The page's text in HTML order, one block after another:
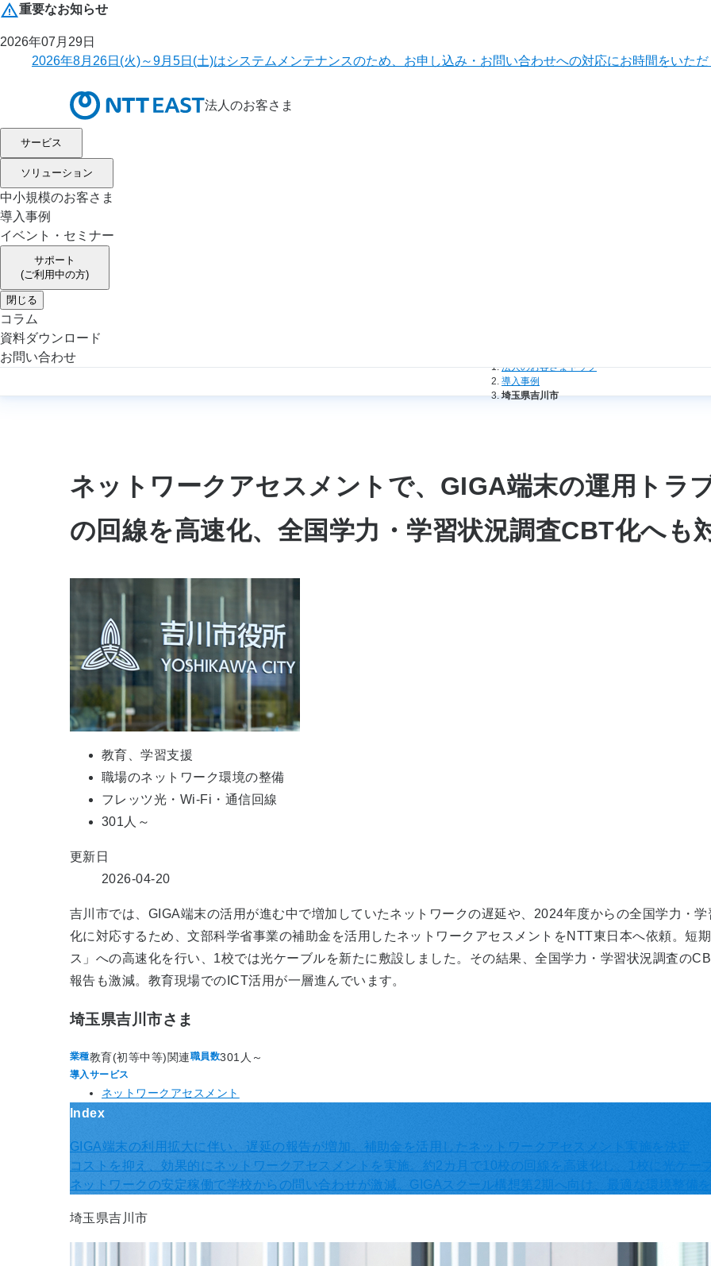
重要なお知らせ
2026年07月29日
2026年8月26日(火)～9月5日(土)はシステムメンテナンスのため、お申し込み・お問い合わせへの対応にお時間をいた
法人のお客さま
サービス
ソリューション
中小規模のお客さま
導入事例
イベント・セミナー
サポート
(ご利用中の方)
閉じる
コラム
資料ダウンロード
お問い合わせ
法人のお客さまトップ
導入事例
埼玉県吉川市
ネットワークアセスメントで、GIGA端末の運用トラ
の回線を高速化、全国学力・学習状況調査CBT化へも
教育、学習支援
職場のネットワーク環境の整備
フレッツ光・Wi-Fi・通信回線
301人～
更新日
2026-04-20
吉川市では、GIGA端末の活用が進む中で増加していたネットワークの遅延や、2024年度からの全国学力・
化に対応するため、文部科学省事業の補助金を活用したネットワークアセスメントをNTT東日本へ依頼。短
ス」への高速化を行い、1校では光ケーブルを新たに敷設しました。その結果、全国学力・学習状況調査の
報告も激減。教育現場でのICT活用が一層進んでいます。
埼玉県吉川市さま
業種教育(初等中等)関連職員数301人～
導入サービス
ネットワークアセスメント
Index
GIGA端末の利用拡大に伴い、遅延の報告が増加。補助金を活用したネットワークアセスメント実施を決定
コストを抑え、効果的にネットワークアセスメントを実施。約2カ月で10校の回線を高速化し、1校に光ケー
ネットワークの安定稼働で学校からの問い合わせが激減。GIGAスクール構想第2期へ向け、最適な環境整備
埼玉県吉川市